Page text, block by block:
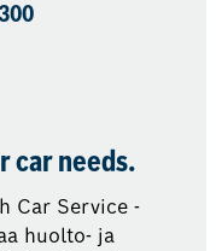
car needs.
Car Service -
huolto- ja